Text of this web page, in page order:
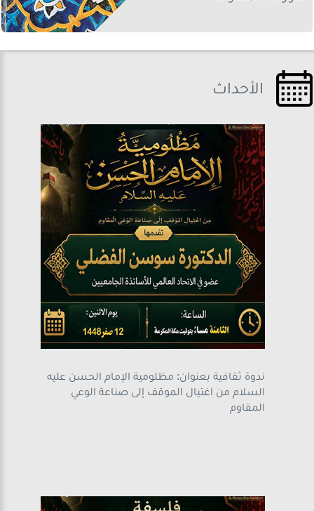
الأحداث
ندوة ثقافية بعنوان: مظلومية الإمام الحسن عليه
السلام من اغتيال الموقف إلى صناعة الوعي
المقاوم